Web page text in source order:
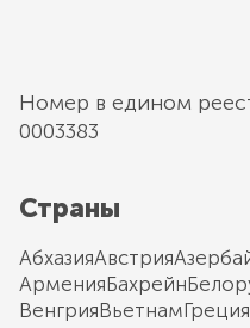
Номер в едином
0003383
Страны
АбхазияАвстрия
АрменияБахрейн
ВенгрияВьетнамГреция